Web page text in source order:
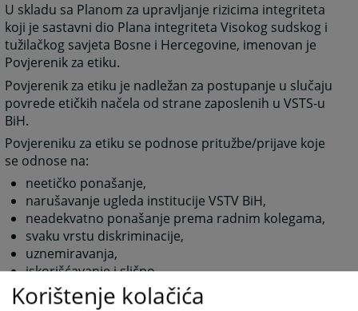
U skladu sa Planom za upravljanje rizicima integriteta
koji je sastavni dio Plana integriteta Visokog sudskog i
tužilačkog savjeta Bosne i Hercegovine, imenovan je
Povjerenik za etiku.
Povjerenik za etiku je nadležan za postupanje u slučaju
povrede etičkih načela od strane zaposlenih u VSTS-u
BiH.
Povjereniku za etiku se podnose pritužbe/prijave koje
se odnose na:
neetičko ponašanje,
narušavanje ugleda institucije VSTV BiH,
neadekvatno ponašanje prema radnim kolegama,
svaku vrstu diskriminacije,
uznemiravanja,
iskorišćavanje i slično.
Korištenje kolačića